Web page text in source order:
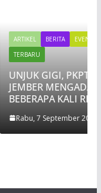
EVENT NASIHAT OPINI
IPNU IPPNU UIN
LAKMUD
TIDAK
2022 IPPNU